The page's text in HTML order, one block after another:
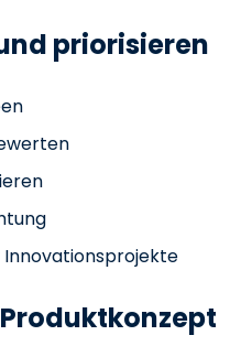
priorisieren
Innovationsprojekte